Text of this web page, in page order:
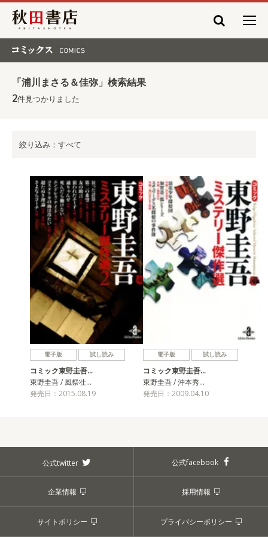
秋田書店
「浦川まさる＆佳弥」検索結果
2件見つかりました
絞り込み：すべて
電子版 試し読み
コミック東野圭吾…
東野圭吾 / 風祭壮…
発売日：2015.08.19
電子版 試し読み
コミック東野圭吾…
東野圭吾 / 沖本秀…
発売日：2009.04.10
公式twitter 公式facebook
企業情報 採用情報
サイトポリシー プライバシーポリシー